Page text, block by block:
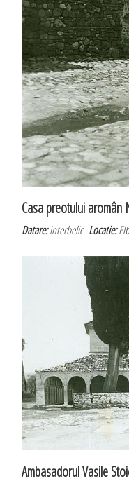
Casa preotului aromân
Datare:interbelicLocatie:
Ambasadorul Vasile